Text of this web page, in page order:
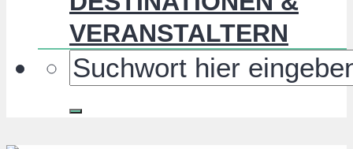
VERANSTALTERN